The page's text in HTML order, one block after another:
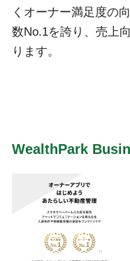
くオーナー満足度の
数No.1を誇り、売上
ります。
WealthPark